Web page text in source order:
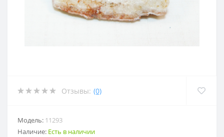
Отзывы: (0)
Модель: 11293
Наличие: Есть в наличии